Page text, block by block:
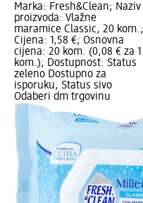
Marka: Fresh&Clean; Naziv
proizvoda: Vlažne
maramice Classic, 20 kom.;
Cijena: 1,58 €; Osnovna
cijena: 20 kom. (0,08 € za 1
kom.); Dostupnost: Status
zeleno Dostupno za
isporuku, Status sivo
Odaberi dm trgovinu